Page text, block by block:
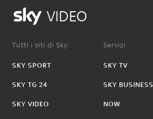
VIDEO
Tutti i siti di Sky:
SKY SPORT
SKY TG 24
SKY VIDEO
Servizi:
SKY TV
SKY BUSINESS
NOW